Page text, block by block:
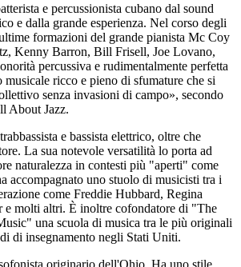
e percussionista cubano dal sound
e dalla grande esperienza. Nel corso degli
formazioni del grande pianista Mc Coy
Kenny Barron, Bill Frisell, Joe Lovano,
percussiva e rudimentalmente perfetta
ricco e pieno di sfumature che si
senza invasioni di campo», secondo
About Jazz.
e bassista elettrico, oltre che
La sua notevole versatilità lo porta ad
naturalezza in contesti più "aperti" come
accompagnato uno stuolo di musicisti tra i
come Freddie Hubbard, Regina
e molti altri. È inoltre cofondatore di "The
una scuola di musica tra le più originali
di insegnamento negli Stati Uniti.
originario dell'Ohio. Ha uno stile